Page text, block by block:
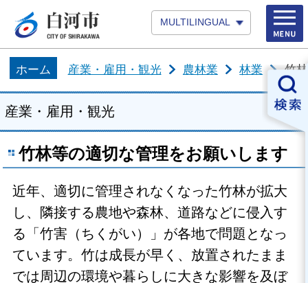
MULTILINGUAL
ホーム 産業・雇用・観光 農林業 林業 竹
産業・雇用・観光
竹林等の適切な管理をお願いします
近年、適切に管理されなくなった竹林が拡大
し、隣接する農地や森林、道路などに侵入す
る「竹害（ちくがい）」が各地で問題となっ
ています。竹は成長が早く、放置されたまま
では周辺の環境や暮らしに大きな影響を及ぼ